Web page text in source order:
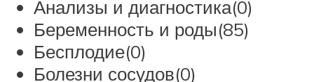
Анализы и диагностика(0)
Беременность и роды(85)
Бесплодие(0)
Болезни сосудов(0)